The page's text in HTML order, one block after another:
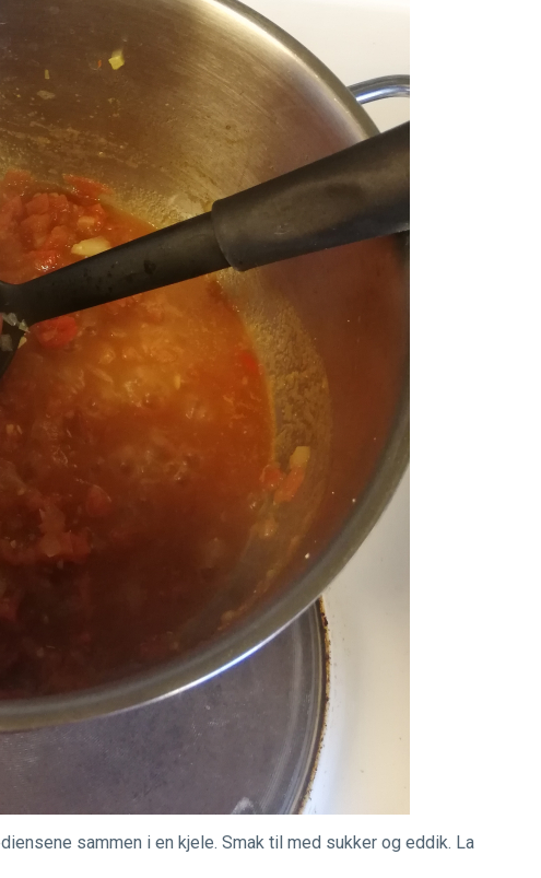
sammen i en kjele. Smak til med sukker og eddik. La